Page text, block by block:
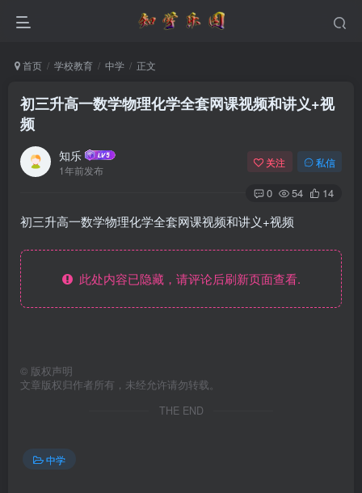
首页 学校教育 中学 正文
初三升高一数学物理化学全套网课视频和讲义+视
频
知乐
1年前发布
关注 私信
0 54 14
初三升高一数学物理化学全套网课视频和讲义+视频
此处内容已隐藏，请评论后刷新页面查看.
© 版权声明
文章版权归作者所有，未经允许请勿转载。
THE END
中学